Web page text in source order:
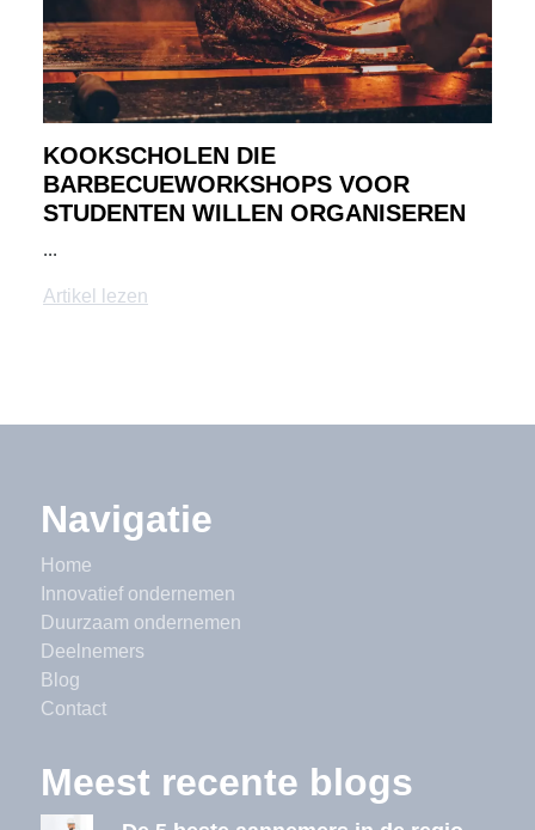
KOOKSCHOLEN DIE
BARBECUEWORKSHOPS VOOR
STUDENTEN WILLEN ORGANISEREN
...
Artikel lezen
Navigatie
Home
Innovatief ondernemen
Duurzaam ondernemen
Deelnemers
Blog
Contact
Meest recente blogs